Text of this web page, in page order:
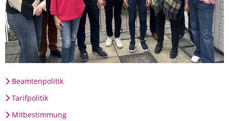
Beamtenpolitik
Tarifpolitik
Mitbestimmung